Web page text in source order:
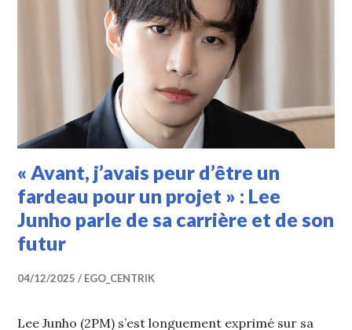
« Avant, j’avais peur d’être un
fardeau pour un projet » : Lee
Junho parle de sa carrière et de son
futur
04/12/2025 EGO_CENTRIK
Lee Junho (2PM) s’est longuement exprimé sur sa